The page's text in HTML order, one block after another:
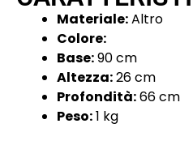
Materiale:Altro
Colore:
Base:90 cm
Altezza:26 cm
Profondità:66 cm
Peso:1 kg